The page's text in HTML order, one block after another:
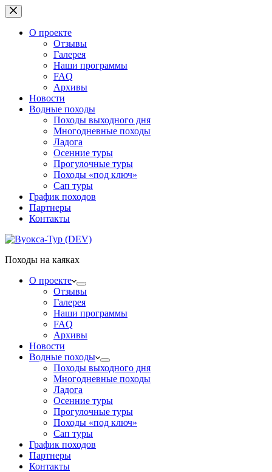
Перейти
к
сути
О проекте
Отзывы
Галерея
Наши программы
FAQ
Архивы
Новости
Водные походы
Походы выходного дня
Многодневные походы
Ладога
Осенние туры
Прогулочные туры
Походы «под ключ»
Сап туры
График походов
Партнеры
Контакты
Походы на каяках
О проекте
Отзывы
Галерея
Наши программы
FAQ
Архивы
Новости
Водные походы
Походы выходного дня
Многодневные походы
Ладога
Осенние туры
Прогулочные туры
Походы «под ключ»
Сап туры
График походов
Партнеры
Контакты